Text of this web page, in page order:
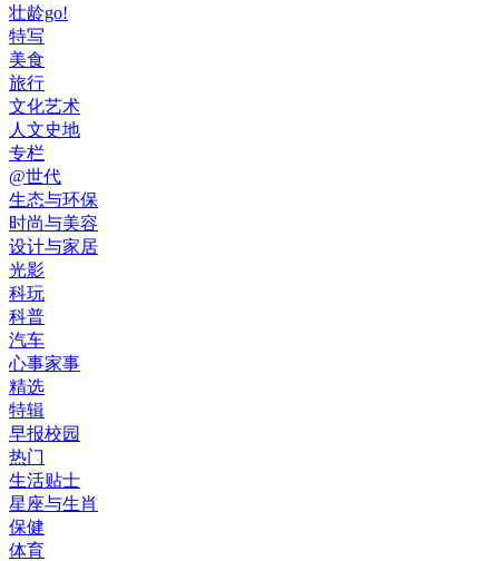
壮龄go!
特写
美食
旅行
文化艺术
人文史地
专栏
@世代
生态与环保
时尚与美容
设计与家居
光影
科玩
科普
汽车
心事家事
精选
特辑
早报校园
热门
生活贴士
星座与生肖
保健
体育